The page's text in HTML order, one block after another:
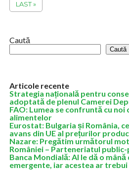
LAST »
Caută
Caută
Articole recente
Strategia națională pentru
adoptată de plenul Camerei
FAO: Lumea se confruntă cu
alimentelor
Eurostat: Bulgaria și România,
avans din UE al prețurilor
Nazare: Pregătim următorul
României – Parteneriatul
Banca Mondială: AI le dă o
emergente, iar acestea ar